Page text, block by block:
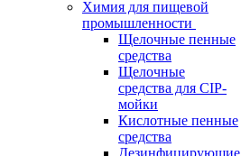
Химия для пищевой
промышленности
Щелочные пенные
средства
Щелочные
средства для CIP-
мойки
Кислотные пенные
средства
Дезинфицирующие